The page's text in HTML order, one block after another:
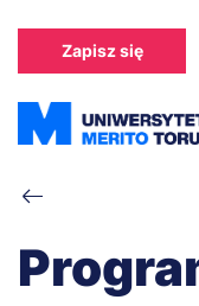
treści
Zapisz się
Ścieżka